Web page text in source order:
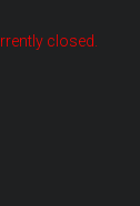
closed.